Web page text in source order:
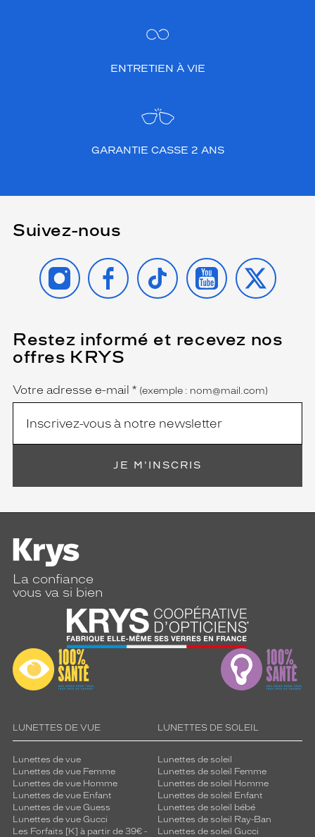
ENTRETIEN À VIE
GARANTIE CASSE 2 ANS
Suivez-nous
INSTAGRAMFACEBOOK
TIKTOK YOUTUBE
X
Restez informé et recevez nos
offres KRYS
Name
Votre adresse e-mail *
(Ce
champ
est
obligatoire)
(exemple : nom@mail.com)
JE M'INSCRIS
La confiance
vous va si bien
LUNETTES DE VUE
Lunettes de vue
Lunettes de vue Femme
Lunettes de vue Homme
Lunettes de vue Enfant
Lunettes de vue Guess
Lunettes de vue Gucci
Les Forfaits [K] à partir de 39€ -
LUNETTES DE SOLEIL
Lunettes de soleil
Lunettes de soleil Femme
Lunettes de soleil Homme
Lunettes de soleil Enfant
Lunettes de soleil bébé
Lunettes de soleil Ray-Ban
Lunettes de soleil Gucci